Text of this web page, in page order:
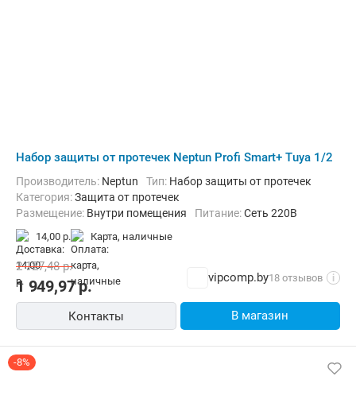
Набор защиты от протечек Neptun Profi Smart+ Tuya 1/2
Производитель: Neptun Тип: Набор защиты от протечек
Категория:Защита от протечек
Размещение: Внутри помещения Питание:Сеть 220В
14,00 р. карта, наличные
1 949,97р.
2 127,48р.
vipcomp.by18 отзывов i
Контакты В магазин
-8%